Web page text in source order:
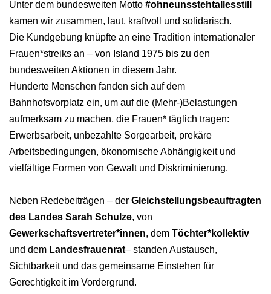
Unter dem bundesweiten Motto #ohneunsstehtallesstill
kamen wir zusammen, laut, kraftvoll und solidarisch.
Die Kundgebung knüpfte an eine Tradition internationaler
Frauen*streiks an – von Island 1975 bis zu den
bundesweiten Aktionen in diesem Jahr.
Hunderte Menschen fanden sich auf dem
Bahnhofsvorplatz ein, um auf die (Mehr-)Belastungen
aufmerksam zu machen, die Frauen* täglich tragen:
Erwerbsarbeit, unbezahlte Sorgearbeit, prekäre
Arbeitsbedingungen, ökonomische Abhängigkeit und
vielfältige Formen von Gewalt und Diskriminierung.
Neben Redebeiträgen – der Gleichstellungsbeauftragten
des Landes Sarah Schulze, von
Gewerkschaftsvertreter*innen, dem Töchter*kollektiv
und dem Landesfrauenrat– standen Austausch,
Sichtbarkeit und das gemeinsame Einstehen für
Gerechtigkeit im Vordergrund.